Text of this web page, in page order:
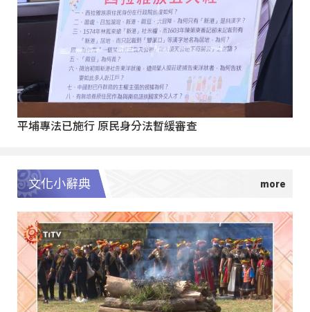
平埔專法已施行 原民身分法暫緩審查
文化小辭典